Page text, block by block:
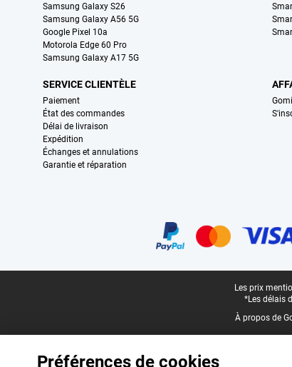
Samsung Galaxy S26
Samsung Galaxy A56 5G
Google Pixel 10a
Motorola Edge 60 Pro
Samsung Galaxy A17 5G
SERVICE CLIENTÈLE
Paiement
État des commandes
Délai de livraison
Expédition
Échanges et annulations
Garantie et réparation
Les prix
*Les délais
À propos de
Préférences de cookies